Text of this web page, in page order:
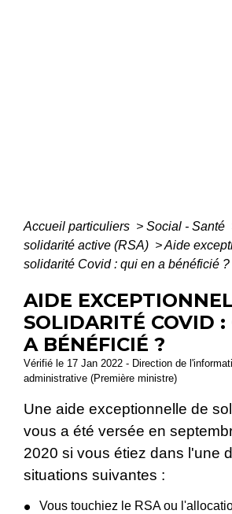
Accueil particuliers > Social - Santé
solidarité active (RSA) >Aide
solidarité Covid : qui en a bénéficié ?
AIDE
SOLIDARITÉ COVID :
A BÉNÉFICIÉ ?
Vérifié le 17 Jan 2022 - Direction de
administrative (Première ministre)
Une aide exceptionnelle de
vous a été versée en
2020 si vous étiez dans l'une
situations suivantes :
Vous touchiez le RSA ou